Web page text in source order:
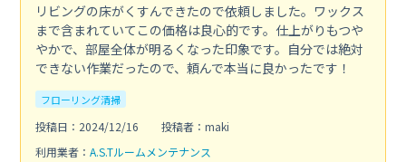
リビングの床がくすんできたので依頼しました。ワックス
まで含まれていてこの価格は良心的です。仕上がりもつや
やかで、部屋全体が明るくなった印象です。自分では絶対
できない作業だったので、頼んで本当に良かったです！
フローリング清掃
投稿日：2024/12/16
投稿者：maki
利用業者： A.S.Tルームメンテナンス